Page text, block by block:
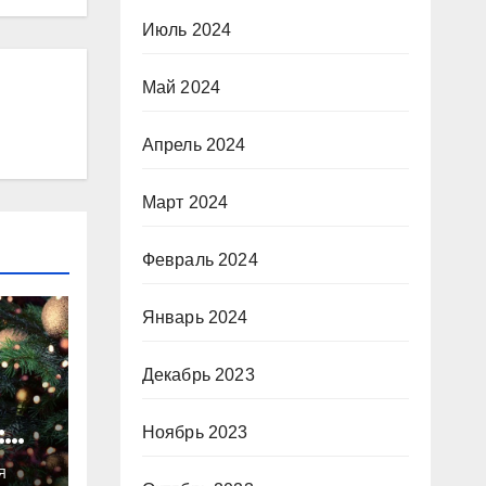
Июль 2024
Май 2024
Апрель 2024
Март 2024
Февраль 2024
Январь 2024
Декабрь 2023
Ноябрь 2023